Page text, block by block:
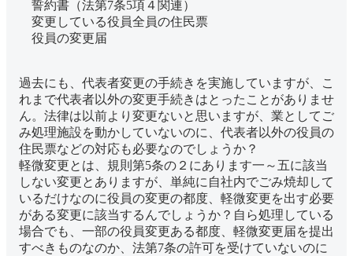
誓約書（法第7条5項４関連）
変更している役員全員の住民票
役員の変更届
過去にも、代表者変更の手続きを実施していますが、こ
れまで代表者以外の変更手続きはとったことがありませ
ん。法律は以前より変更ないと思いますが、業としてご
み処理施設を動かしていないのに、代表者以外の役員の
住民票などの対応も必要なのでしょうか？
軽微変更とは、規則第5条の２にあります一～五に該当
しない変更とありますが、単純に自社内でごみ焼却して
いるだけなのに役員の変更の都度、軽微変更を出す必要
がある変更に該当するんでしょうか？自ら処理している
場合でも、一部の役員変更ある都度、軽微変更届を提出
すべきものなのか、法第7条の許可を受けていないのに